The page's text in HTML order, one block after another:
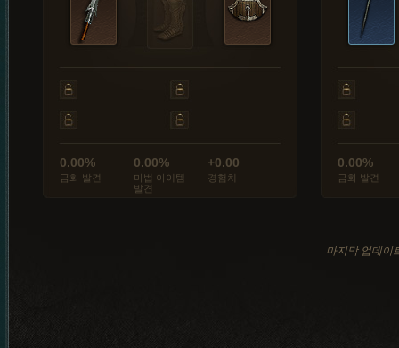
0.00%
금화 발견
0.00%
마법 아이템
발견
+0.00
경험치
0.00%
금화 발견
마지막 업데이